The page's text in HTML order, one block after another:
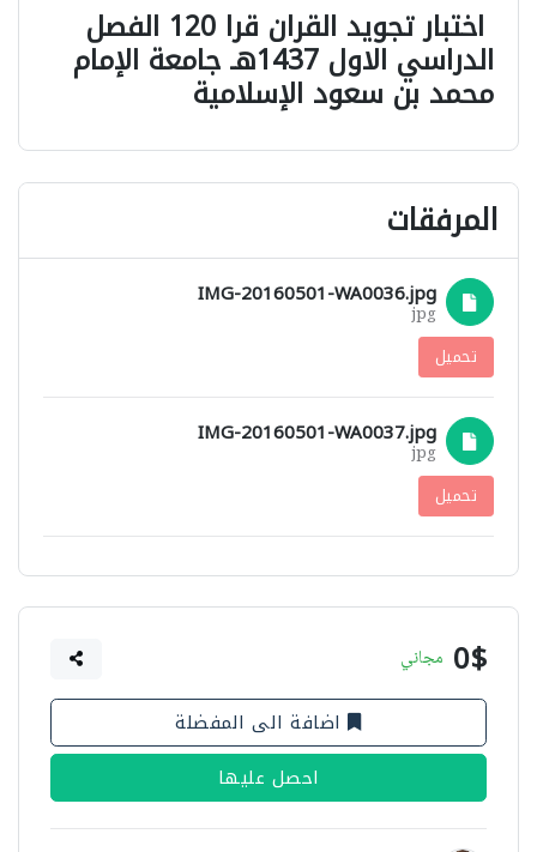
اختبار تجويد القران قرا 120 الفصل
الدراسي الاول 1437هـ جامعة الإمام
محمد بن سعود الإسلامية
المرفقات
IMG-20160501-WA0036.jpg
jpg
تحميل
IMG-20160501-WA0037.jpg
jpg
تحميل
0$ مجاني
اضافة الى المفضلة
احصل عليها